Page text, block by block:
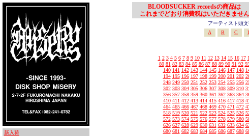
新入荷
BLOODSUCKER recordsの商品は
これまでどおり消費税はいただきません
アーティスト頭文
A
B C
1 2 3 4 5 6 7 8 9 10 11 12 13 14 15 16 17
80 81 82 83 84 85 86 87 88 89 90 91 92
140 141 142 143 144 145 146 147 148
194 195 196 197 198 199 200 201 202
248 249 250 251 252 253 254 255 256
302 303 304 305 306 307 308 309 310
356 357 358 359 360 361 362 363 364
410 411 412 413 414 415 416 417 418
464 465 466 467 468 469 470 471 472
518 519 520 521 522 523 524 525 526
572 573 574 575 576 577 578 579 580
626 627 628 629 630 631 632 633 634
680 681 682 683 684 685 686 687 688